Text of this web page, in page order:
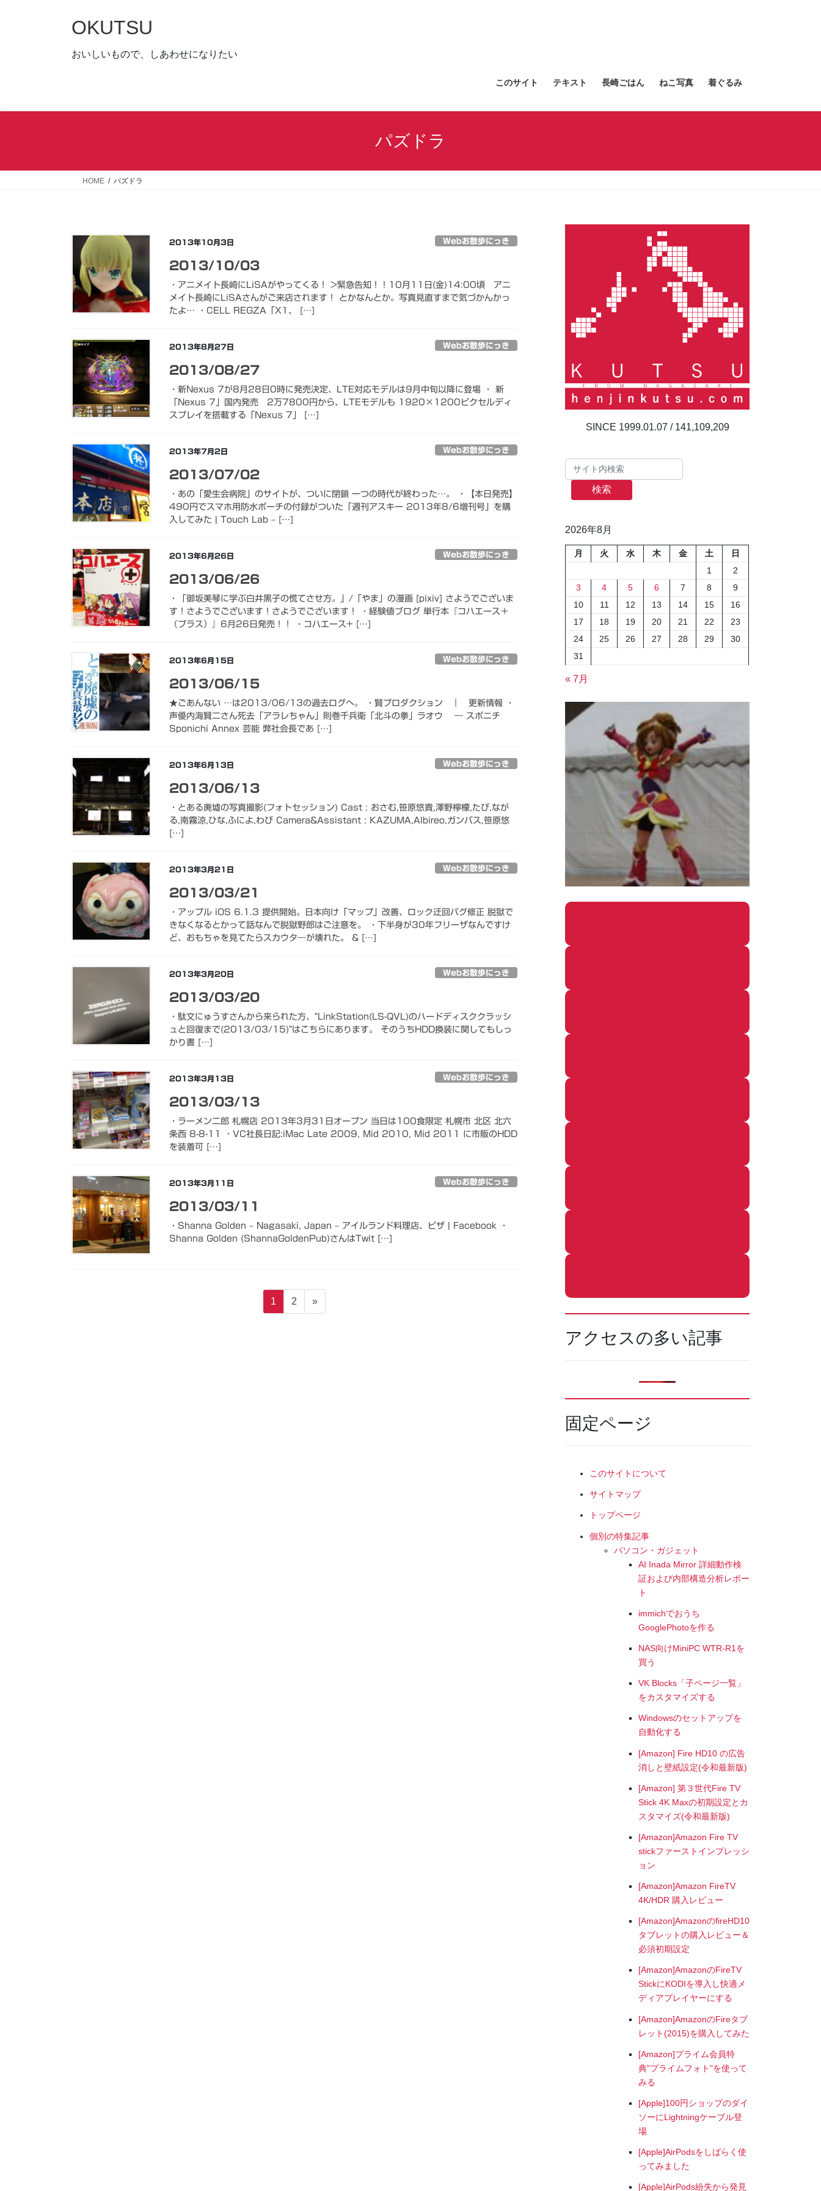
キ
に
OKUTSU
おいしいもので、しあわせになりたい
このサイト テキスト 長崎ごはん ねこ写真 着ぐるみ
パズドラ
HOME パズドラ
2013年10月3日 Webお散歩にっき
2013/10/03
・アニメイト長崎にLiSAがやってくる！ >緊急告知！！10月11日(金)14:00頃 アニ
メイト長崎にLiSAさんがご来店されます！ とかなんとか。写真見直すまで気づかんかっ
たよ… ・CELL REGZA「X1、 […]
2013年8月27日 Webお散歩にっき
2013/08/27
・新Nexus 7が8月28日0時に発売決定、LTE対応モデルは9月中旬以降に登場 ・ 新
「Nexus 7」国内発売 2万7800円から、LTEモデルも 1920×1200ピクセルディ
スプレイを搭載する「Nexus 7」 […]
2013年7月2日 Webお散歩にっき
2013/07/02
・あの「愛生会病院」のサイトが、ついに閉鎖 一つの時代が終わった…。 ・【本日発売】
490円でスマホ用防水ポーチの付録がついた「週刊アスキー 2013年8/6増刊号」を購
入してみた | Touch Lab – […]
2013年6月26日 Webお散歩にっき
2013/06/26
・「御坂美琴に学ぶ白井黒子の慌てさせ方。」/「やま」の漫画 [pixiv] さようでございま
す！さようでございます！さようでございます！ ・経験値ブログ 単行本『コハエース＋
（プラス）』6月26日発売！！ ・コハエース+ […]
2013年6月15日 Webお散歩にっき
2013/06/15
★ごあんない …は2013/06/13の過去ログへ。 ・賢プロダクション ｜ 更新情報 ・
声優内海賢二さん死去「アラレちゃん」則巻千兵衛「北斗の拳」ラオウ ― スポニチ
Sponichi Annex 芸能 弊社会長であ […]
2013年6月13日 Webお散歩にっき
2013/06/13
・とある廃墟の写真撮影(フォトセッション) Cast : おさむ,笹原悠貴,澤野檸檬,たび,なが
る,南霧涼,ひな,ふによ,わび Camera&Assistant : KAZUMA,Albireo,ガンバス,笹原悠
[…]
2013年3月21日 Webお散歩にっき
2013/03/21
・アップル iOS 6.1.3 提供開始。日本向け「マップ」改善、ロック迂回バグ修正 脱獄で
きなくなるとかって話なんで脱獄野郎はご注意を。 ・下半身が30年フリーザなんですけ
ど、おもちゃを見てたらスカウタ―が壊れた。 & […]
2013年3月20日 Webお散歩にっき
2013/03/20
・駄文にゅうすさんから来られた方、“LinkStation(LS-QVL)のハードディスククラッシ
ュと回復まで(2013/03/15)”はこちらにあります。 そのうちHDD換装に関してもしっ
かり書 […]
2013年3月13日 Webお散歩にっき
2013/03/13
・ラーメン二郎 札幌店 2013年3月31日オープン 当日は100食限定 札幌市 北区 北六
条西 8-8-11 ・VC社長日記:iMac Late 2009, Mid 2010, Mid 2011 に市販のHDD
を装着可 […]
2013年3月11日 Webお散歩にっき
2013/03/11
・Shanna Golden – Nagasaki, Japan – アイルランド料理店、ピザ | Facebook ・
Shanna Golden (ShannaGoldenPub)さんはTwit […]
固
定
1
固
定
2 »
141,109,209
検索
2026年8月
月 火 水 木 金 土
日
1
2
3
4 5 6 7 8
9
10
11 12 13 14 15
16
17
18 19 20 21 22
23
24
25 26 27 28 29
30
31
« 7月
アクセスの多い記事
固定ページ
このサイトについて
サイトマップ
トップページ
個別の特集記事
パソコン・ガジェット
AI Inada Mirror 詳細動作検
証および内部構造分析レポー
ト
immichでおうち
GooglePhotoを作る
NAS向けMiniPC WTR-R1を
買う
VK Blocks「子ページ一覧」
をカスタマイズする
Windowsのセットアップを
自動化する
[Amazon] Fire HD10 の広告
消しと壁紙設定(令和最新版)
[Amazon] 第３世代Fire TV
Stick 4K Maxの初期設定とカ
スタマイズ(令和最新版)
[Amazon]Amazon Fire TV
stickファーストインプレッシ
ョン
[Amazon]Amazon FireTV
4K/HDR 購入レビュー
[Amazon]AmazonのfireHD10
タブレットの購入レビュー＆
必須初期設定
[Amazon]AmazonのFireTV
StickにKODIを導入し快適メ
ディアプレイヤーにする
[Amazon]AmazonのFireタブ
レット(2015)を購入してみた
[Amazon]プライム会員特
典"プライムフォト"を使って
みる
[Apple]100円ショップのダイ
ソーにLightningケーブル登
場
[Apple]AirPodsをしばらく使
ってみました
[Apple]AirPods紛失から発見